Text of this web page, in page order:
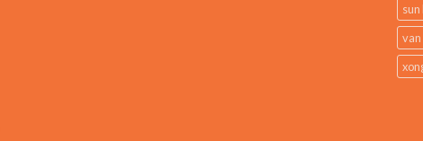
sun
van